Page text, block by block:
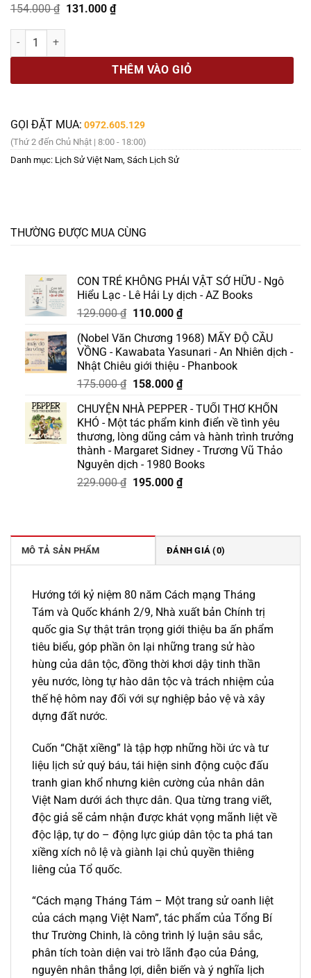
154.000₫ Giá
là:
131.000 ₫Giá
hiện
(Ruy băng kỷ niệm) COMBO SÁCH KỶ NIỆM 80 NĂM CÁCH MẠNG
THÊM VÀO GIỎ
GỌI ĐẶT MUA: 0972.605.129
(Thứ 2 đến Chủ Nhật | 8:00 - 18:00)
Danh mục: Lịch Sử Việt Nam, Sách Lịch Sử
THƯỜNG ĐƯỢC MUA CÙNG
CON TRẺ KHÔNG PHẢI VẬT SỞ HỮU - Ngô
Hiểu Lạc - Lê Hải Ly dịch - AZ Books
129.000₫ Giá
là:
129.000 ₫.
110.000 ₫Giá
tại
là:
110.000 ₫.
(Nobel Văn Chương 1968) MẤY ĐỘ CẦU
VỒNG - Kawabata Yasunari - An Nhiên dịch -
Nhật Chiêu giới thiệu - Phanbook
175.000₫ Giá
là:
175.000 ₫.
158.000 ₫Giá
tại
là:
158.000 ₫.
CHUYỆN NHÀ PEPPER - TUỔI THƠ KHỐN
KHÓ - Một tác phẩm kinh điển về tình yêu
thương, lòng dũng cảm và hành trình trưởng
thành - Margaret Sidney - Trương Vũ Thảo
Nguyên dịch - 1980 Books
229.000₫ Giá
195.000 ₫Giá
195.000 ₫.
MÔ TẢ SẢN PHẨM ĐÁNH GIÁ (0)
Hướng tới kỷ niệm 80 năm Cách mạng Tháng
Tám và Quốc khánh 2/9, Nhà xuất bản Chính trị
quốc gia Sự thật trân trọng giới thiệu ba ấn phẩm
tiêu biểu, góp phần ôn lại những trang sử hào
hùng của dân tộc, đồng thời khơi dậy tinh thần
yêu nước, lòng tự hào dân tộc và trách nhiệm của
thế hệ hôm nay đối với sự nghiệp bảo vệ và xây
dựng đất nước.
Cuốn “Chặt xiềng” là tập hợp những hồi ức và tư
liệu lịch sử quý báu, tái hiện sinh động cuộc đấu
tranh gian khổ nhưng kiên cường của nhân dân
Việt Nam dưới ách thực dân. Qua từng trang viết,
độc giả sẽ cảm nhận được khát vọng mãnh liệt về
độc lập, tự do – động lực giúp dân tộc ta phá tan
xiềng xích nô lệ và giành lại chủ quyền thiêng
liêng của Tổ quốc.
“Cách mạng Tháng Tám – Một trang sử oanh liệt
của cách mạng Việt Nam”, tác phẩm của Tổng Bí
thư Trường Chinh, là công trình lý luận sâu sắc,
phân tích toàn diện vai trò lãnh đạo của Đảng,
nguyên nhân thắng lợi, diễn biến và ý nghĩa lịch